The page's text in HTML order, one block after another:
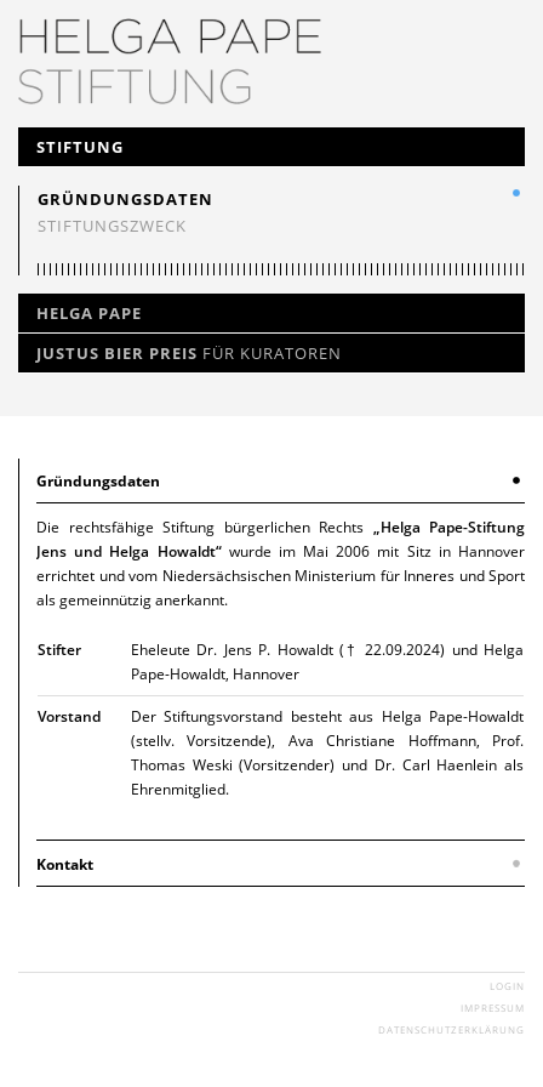
NAVIGATION
ÜBERSPRINGEN
STIFTUNG
GRÜNDUNGSDATEN
STIFTUNGSZWECK
HELGA PAPE
JUSTUS BIER PREIS FÜR KURATOREN
Gründungsdaten
Die rechtsfähige Stiftung bürgerlichen Rechts „Helga Pape-Stiftung
Jens und Helga Howaldt“wurde im Mai 2006 mit Sitz in Hannover
errichtet und vom Niedersächsischen Ministerium für Inneres und Sport
als gemeinnützig anerkannt.
Stifter
Eheleute Dr. Jens P. Howaldt († 22.09.2024) und Helga
Pape-Howaldt, Hannover
Vorstand
Der Stiftungsvorstand besteht aus Helga Pape-Howaldt
(stellv. Vorsitzende), Ava Christiane Hoffmann, Prof.
Thomas Weski (Vorsitzender) und Dr. Carl Haenlein als
Ehrenmitglied.
Kontakt
LOGIN
IMPRESSUM
DATENSCHUTZERKLÄRUNG